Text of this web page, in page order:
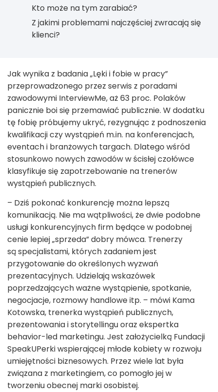
Kto może na tym zarabiać?
Z jakimi problemami najczęściej zwracają się
klienci?
Jak wynika z badania „Lęki i fobie w pracy”
przeprowadzonego przez serwis z poradami
zawodowymi InterviewMe, aż 63 proc. Polaków
panicznie boi się przemawiać publicznie. W dodatku
tę fobię próbujemy ukryć, rezygnując z podnoszenia
kwalifikacji czy wystąpień m.in. na konferencjach,
eventach i branżowych targach. Dlatego wśród
stosunkowo nowych zawodów w ścisłej czołówce
klasyfikuje się zapotrzebowanie na trenerów
wystąpień publicznych.
– Dziś pokonać konkurencję można lepszą
komunikacją. Nie ma wątpliwości, że dwie podobne
usługi konkurencyjnych firm będące w podobnej
cenie lepiej „sprzeda” dobry mówca. Trenerzy
są specjalistami, których zadaniem jest
przygotowanie do określonych wyzwań
prezentacyjnych. Udzielają wskazówek
poprzedzających ważne wystąpienie, spotkanie,
negocjacje, rozmowy handlowe itp. – mówi Kama
Kotowska, trenerka wystąpień publicznych,
prezentowania i storytellingu oraz ekspertka
behavior-led marketingu. Jest założycielką Fundacji
SpeakUPerki wspierającej młode kobiety w rozwoju
umiejętności biznesowych. Przez wiele lat była
związana z marketingiem, co pomogło jej w
tworzeniu obecnej marki osobistej.